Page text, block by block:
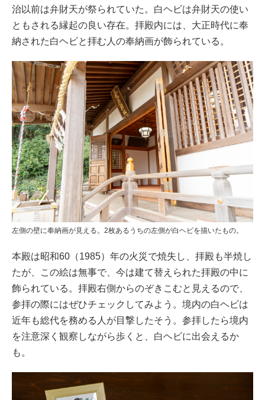
治以前は弁財天が祭られていた。白ヘビは弁財天の使い
ともされる縁起の良い存在。拝殿内には、大正時代に奉
納された白ヘビと拝む人の奉納画が飾られている。
左側の壁に奉納画が見える。2枚あるうちの左側が白ヘビを描いたもの。
本殿は昭和60（1985）年の火災で焼失し、拝殿も半焼し
たが、この絵は無事で、今は建て替えられた拝殿の中に
飾られている。拝殿右側からのぞきこむと見えるので、
参拝の際にはぜひチェックしてみよう。境内の白ヘビは
近年も総代を務める人が目撃したそう。参拝したら境内
を注意深く観察しながら歩くと、白ヘビに出会えるか
も。